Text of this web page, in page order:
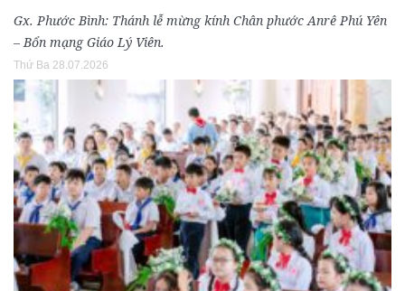
Gx. Phước Bình: Thánh lễ mừng kính Chân phước Anrê Phú Yên
– Bổn mạng Giáo Lý Viên.
Thứ Ba 28.07.2026